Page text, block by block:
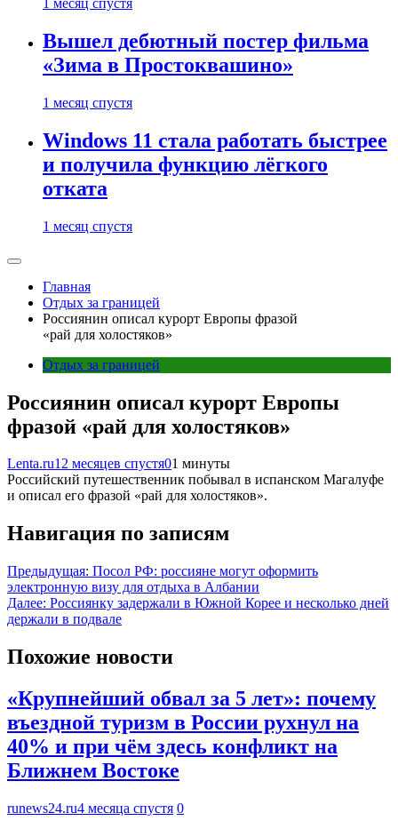
1 месяц спустя
Вышел дебютный постер фильма
«Зима в Простоквашино»
1 месяц спустя
Windows 11 стала работать быстрее
и получила функцию лёгкого
отката
1 месяц спустя
Главная
Отдых за границей
Россиянин описал курорт Европы фразой
«рай для холостяков»
Отдых за границей
Россиянин описал курорт Европы
фразой «рай для холостяков»
Lenta.ru12 месяцев спустя01 минуты
Российский путешественник побывал в испанском Магалуфе
и описал его фразой «рай для холостяков».
Навигация по записям
Предыдущая: Посол РФ: россияне могут оформить
электронную визу для отдыха в Албании
Далее: Россиянку задержали в Южной Корее и несколько дней
держали в подвале
Похожие новости
«Крупнейший обвал за 5 лет»: почему
въездной туризм в России рухнул на
40% и при чём здесь конфликт на
Ближнем Востоке
runews24.ru4 месяца спустя 0